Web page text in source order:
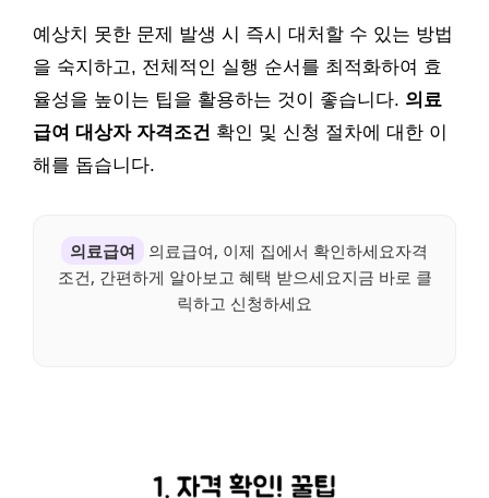
예상치 못한 문제 발생 시 즉시 대처할 수 있는 방법
을 숙지하고, 전체적인 실행 순서를 최적화하여 효
율성을 높이는 팁을 활용하는 것이 좋습니다. 의료
급여 대상자 자격조건 확인 및 신청 절차에 대한 이
해를 돕습니다.
의료급여
의료급여, 이제 집에서 확인하세요자격
조건, 간편하게 알아보고 혜택 받으세요지금 바로 클
릭하고 신청하세요